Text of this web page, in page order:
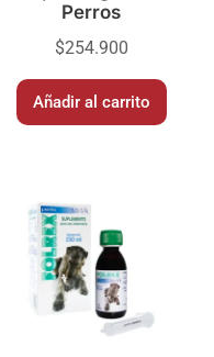
Perros
$254.900
Añadir al carrito